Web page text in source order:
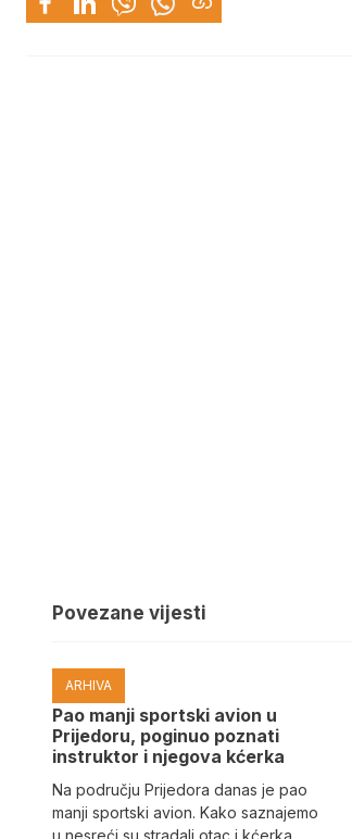
Povezane vijesti
ARHIVA
Pao manji sportski avion u
Prijedoru, poginuo poznati
instruktor i njegova kćerka
Na području Prijedora danas je pao
manji sportski avion. Kako saznajemo